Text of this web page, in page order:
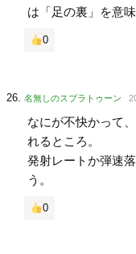
は「足の裏」を意
0
名無しのスプラトゥーン
なにが不快かって
れるところ。
発射レートか弾速
う。
0